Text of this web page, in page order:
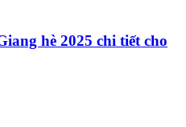
hè 2025 chi tiết cho